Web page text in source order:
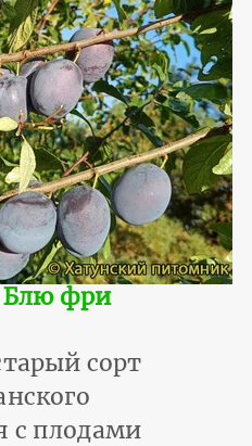
Блю фри
сорт
с плодами